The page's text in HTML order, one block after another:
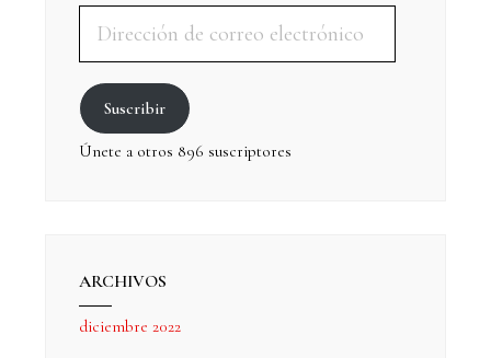
Suscribir
Únete a otros 896 suscriptores
ARCHIVOS
diciembre 2022